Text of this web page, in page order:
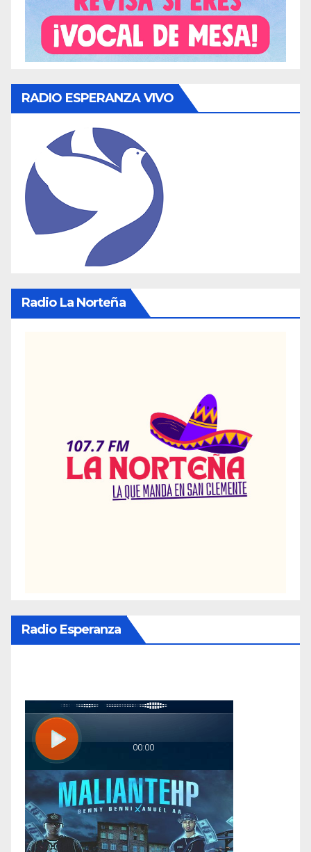
RADIO ESPERANZA VIVO
Radio La Norteña
Radio Esperanza